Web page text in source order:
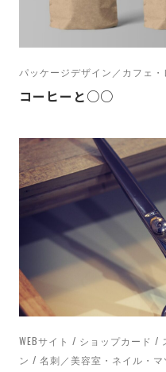
パッケージデザイン／カフェ
コーヒーと○○
WEBサイト / ショップカード /
ン / 名刺／美容室・ネイル・